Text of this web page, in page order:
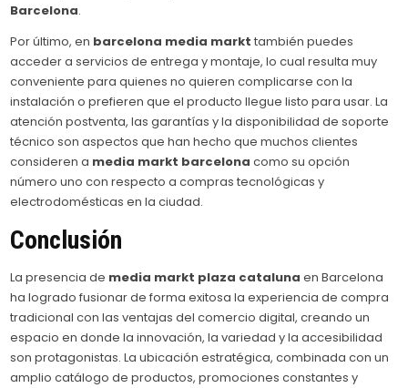
Barcelona.
Por último, en barcelona media markt también puedes
acceder a servicios de entrega y montaje, lo cual resulta muy
conveniente para quienes no quieren complicarse con la
instalación o prefieren que el producto llegue listo para usar. La
atención postventa, las garantías y la disponibilidad de soporte
técnico son aspectos que han hecho que muchos clientes
consideren a media markt barcelona como su opción
número uno con respecto a compras tecnológicas y
electrodomésticas en la ciudad.
Conclusión
La presencia de media markt plaza cataluna en Barcelona
ha logrado fusionar de forma exitosa la experiencia de compra
tradicional con las ventajas del comercio digital, creando un
espacio en donde la innovación, la variedad y la accesibilidad
son protagonistas. La ubicación estratégica, combinada con un
amplio catálogo de productos, promociones constantes y